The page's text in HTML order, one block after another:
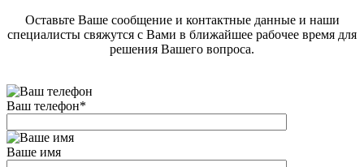
Оставьте Ваше сообщение и контактные данные и наши
специалисты свяжутся с Вами в ближайшее рабочее время для
решения Вашего вопроса.
Ваш телефон*
Ваше имя